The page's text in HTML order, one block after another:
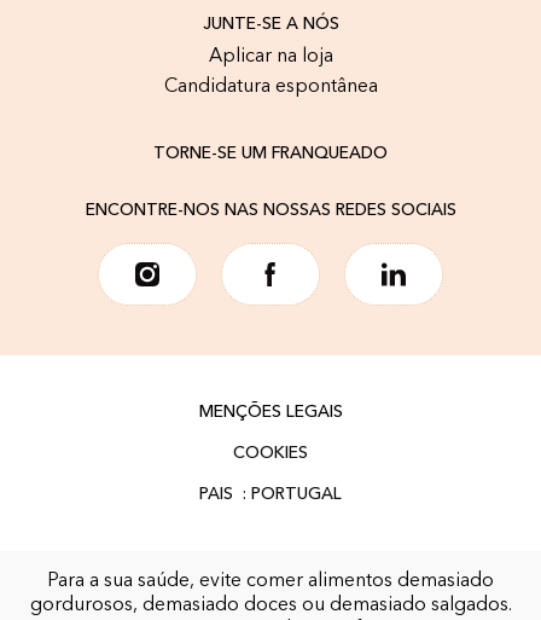
JUNTE-SE A NÓS
Aplicar na loja
Candidatura espontânea
TORNE-SE UM FRANQUEADO
ENCONTRE-NOS NAS NOSSAS REDES SOCIAIS
MENÇÕES LEGAIS
COOKIES
Para a sua saúde, evite comer alimentos demasiado
gordurosos, demasiado doces ou demasiado salgados.